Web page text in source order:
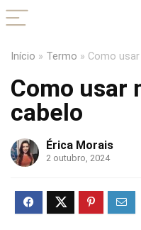
Início » Termo » Como
Como usar
cabelo
Érica Morais
2 outubro, 2024